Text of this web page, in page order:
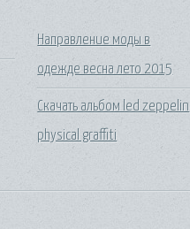
Направление моды в
одежде весна лето 2015
Скачать альбом led zeppelin
physical graffiti